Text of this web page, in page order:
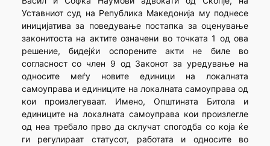
Уставниот суд на Република Македонија му поднесе
иницијатива за поведување постапка за оценување
законитоста на актите означени во точката 1 од ова
решение, бидејќи оспорените акти не биле во
согласност со член 9 од Законот за уредување на
односите меѓу новите единици на локалната
самоуправа и единиците на локалната самоуправа од
кои произлегуваат. Имено, Општината Битола и
единиците на локалната самоуправа кои произлегле
од неа требало прво да склучат спогодба со која ќе
ги регулираат статусот, работата и односите во